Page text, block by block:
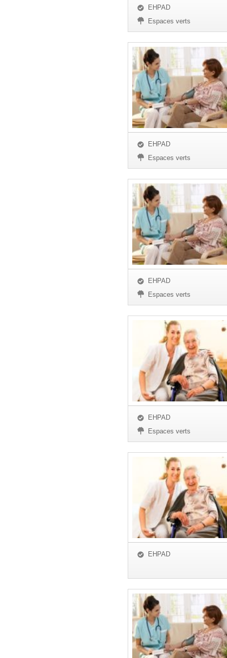
EHPAD
Espaces verts
EHPAD
Espaces verts
EHPAD
Espaces verts
EHPAD
Espaces verts
EHPAD